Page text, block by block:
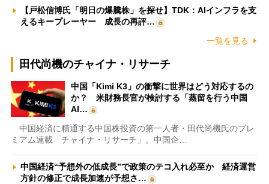
【戸松信博氏「明日の爆騰株」を探せ】TDK：AIインフラを支
えるキープレーヤー 成長の再評…
一覧を見る
田代尚機のチャイナ・リサーチ
中国「Kimi K3」の衝撃に世界はどう対応するの
か？ 米財務長官が検討する「蒸留を行う中国
AI…
中国経済に精通する中国株投資の第一人者・田代尚機氏のプレ
ミアム連載「チャイナ・リサーチ」。中国企…
中国経済“予想外の低成長”で政策のテコ入れ必至か 経済運営
方針の修正で成長加速が予想さ…